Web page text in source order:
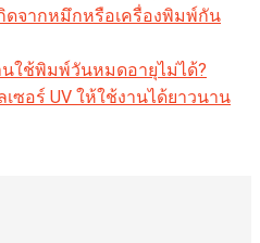
จากหมึกหรือเครื่องพิมพ์กัน
ใช้พิมพ์วันหมดอายุไม่ได้?
ซอร์ UV ให้ใช้งานได้ยาวนาน